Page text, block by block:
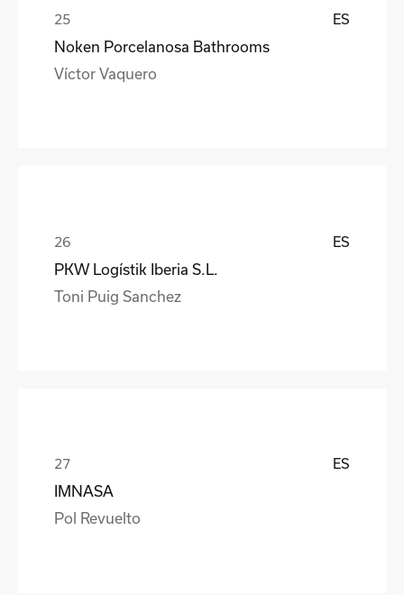
ES
Noken Porcelanosa Bathrooms
Víctor Vaquero
ES
PKW Logístik Iberia S.L.
Toni Puig Sanchez
ES
IMNASA
Pol Revuelto